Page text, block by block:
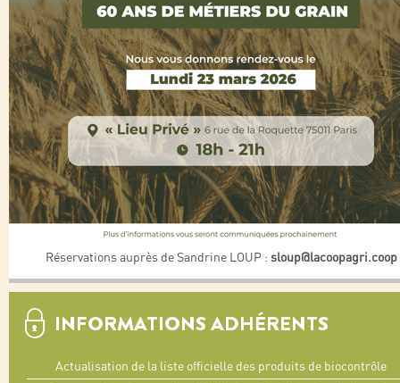
Réservations auprès de Sandrine LOUP : sloup@lacoopagri.coop
INFORMATIONS ADHÉRENTS
Actualisation de la liste officielle des produits de biocontrôle